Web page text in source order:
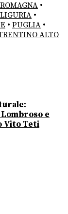
•
LIGURIA •
• PUGLIA •
ALTO
e
Vito Teti